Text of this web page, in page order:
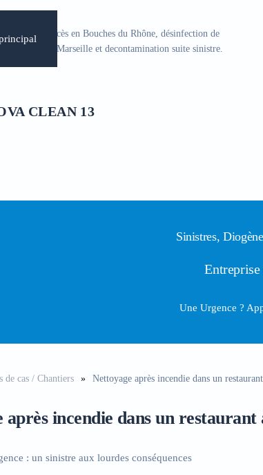
apres décès en Bouches du Rhône, désinfection de
Diogène à Marseille et decontamination suite sinistre.
Sinistres,
Entreprise
Une Urgence ?
de cas / Chantiers Nettoyage après incendie dans un
après incendie dans un
: un sinistre aux lourdes conséquences